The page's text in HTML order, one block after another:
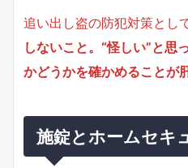
追い出し盗の防犯対策とし
しないこと。“怪しい”と思
かどうかを確かめることが
施錠とホームセキ